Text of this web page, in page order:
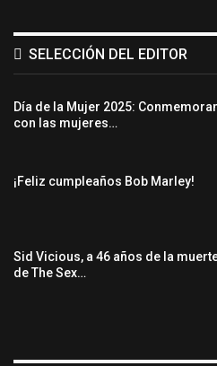
SELECCIÓN DEL EDITOR
Día de la Mujer 2025:
con las mujeres…
¡Feliz cumpleaños Bob Marley!
Sid Vicious, a 46 años de la
de The Sex…